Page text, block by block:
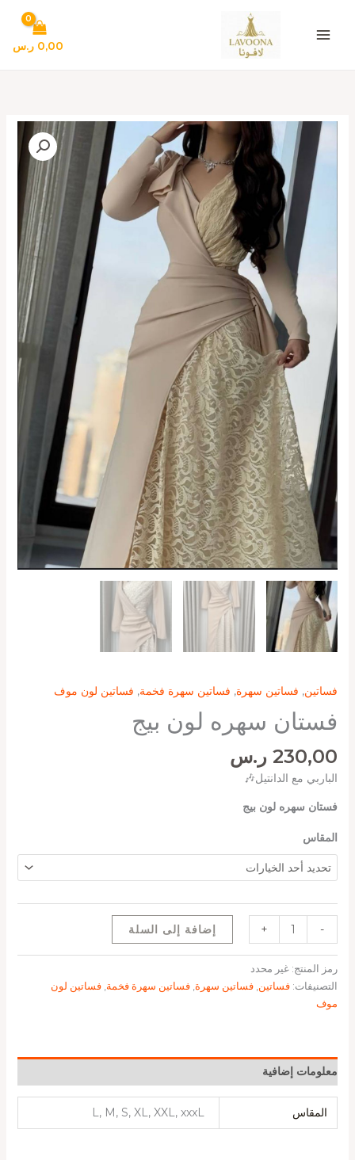
المحتوى
0,00 ر.س
فساتين, فساتين سهرة, فساتين سهرة فخمة, فساتين لون موف
فستان سهره لون بيج
230,00 ر.س
الباربي مع الدانتيل🎶
فستان سهره لون بيج
المقاس
-
كمية
فستان
سهره
+ إضافة إلى السلة
رمز المنتج: غير محدد
التصنيفات: فساتين, فساتين سهرة, فساتين سهرة فخمة, فساتين لون
موف
معلومات إضافية
المقاس L, M, S, XL, XXL, xxxL